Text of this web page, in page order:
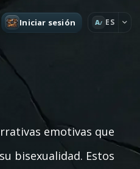
Iniciar sesión A ES
emotivas que
bisexualidad. Estos